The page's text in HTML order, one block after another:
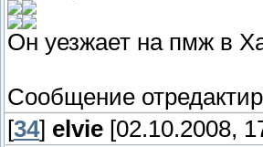
Он уезжает на пмж в
Сообщение
[34] elvie [02.10.2008,